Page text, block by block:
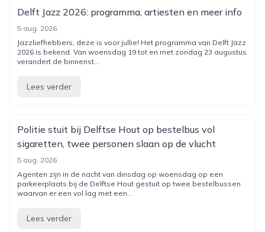
Delft Jazz 2026: programma, artiesten en meer info
5 aug. 2026
Jazzliefhebbers, deze is voor jullie! Het programma van Delft Jazz
2026 is bekend. Van woensdag 19 tot en met zondag 23 augustus
verandert de binnenst...
Lees verder
Politie stuit bij Delftse Hout op bestelbus vol
sigaretten, twee personen slaan op de vlucht
5 aug. 2026
Agenten zijn in de nacht van dinsdag op woensdag op een
parkeerplaats bij de Delftse Hout gestuit op twee bestelbussen
waarvan er een vol lag met een...
Lees verder